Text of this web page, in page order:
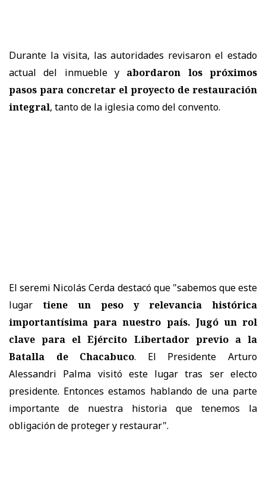
Durante la visita, las autoridades revisaron el estado
actual del inmueble y abordaron los próximos
pasos para concretar el proyecto de restauración
integral, tanto de la iglesia como del convento.
El seremi Nicolás Cerda destacó que "sabemos que este
lugar tiene un peso y relevancia histórica
importantísima para nuestro país. Jugó un rol
clave para el Ejército Libertador previo a la
Batalla de Chacabuco. El Presidente Arturo
Alessandri Palma visitó este lugar tras ser electo
presidente. Entonces estamos hablando de una parte
importante de nuestra historia que tenemos la
obligación de proteger y restaurar".